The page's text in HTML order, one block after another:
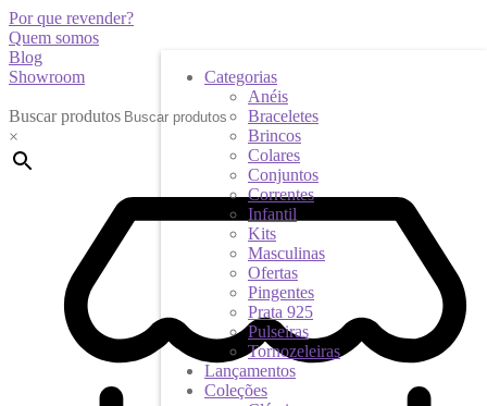
Por que revender?
Quem somos
Blog
Showroom
Buscar produtos
×
Categorias
Anéis
Braceletes
Brincos
Colares
Conjuntos
Correntes
Infantil
Kits
Masculinas
Ofertas
Pingentes
Prata 925
Pulseiras
Tornozeleiras
Lançamentos
Coleções